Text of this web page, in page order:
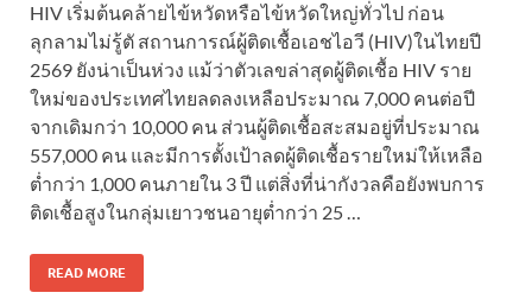
HIV เริ่มต้นคล้ายไข้หวัดหรือไข้หวัดใหญ่ทั่วไป ก่อน
ลุกลามไม่รู้ตั สถานการณ์ผู้ติดเชื้อเอชไอวี (HIV)ในไทยปี
2569 ยังน่าเป็นห่วง แม้ว่าตัวเลขล่าสุดผู้ติดเชื้อ HIV ราย
ใหม่ของประเทศไทยลดลงเหลือประมาณ 7,000 คนต่อปี
จากเดิมกว่า 10,000 คน ส่วนผู้ติดเชื้อสะสมอยู่ที่ประมาณ
557,000 คน และมีการตั้งเป้าลดผู้ติดเชื้อรายใหม่ให้เหลือ
ต่ำกว่า 1,000 คนภายใน 3 ปี แต่สิ่งที่น่ากังวลคือยังพบการ
ติดเชื้อสูงในกลุ่มเยาวชนอายุต่ำกว่า 25 …
READ MORE